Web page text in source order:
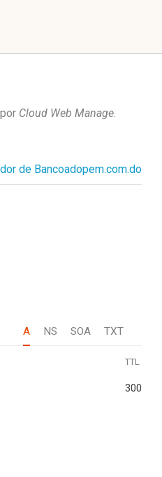
Cloud Web Manage.
de Bancoadopem.com.do
A NS SOA TXT
TTL
300